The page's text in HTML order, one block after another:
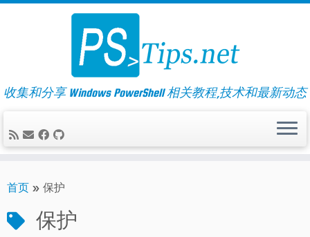
Skip
收集和分享 Windows PowerShell 相关教程,技术和最新动态
首页 » 保护
保护